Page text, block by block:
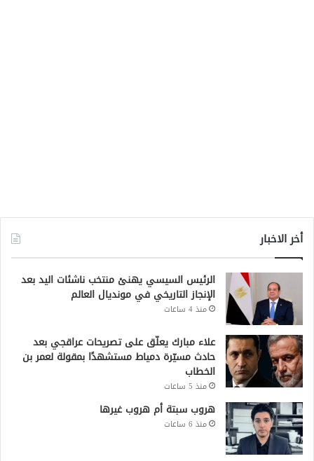
أخر الاخبار
الرئيس السيسي يهنئ منتخب ناشئات اليد بعد
الإنجاز التاريخي في مونديال العالم
منذ 4 ساعات
علاء مبارك يعلّق على تصريحات عراقجي بعد
حادث مسيّرة دمياط مستشهدًا بمقولة لعمر بن
الخطاب
منذ 5 ساعات
هروب سبتة أم هروب غيرها
منذ 6 ساعات